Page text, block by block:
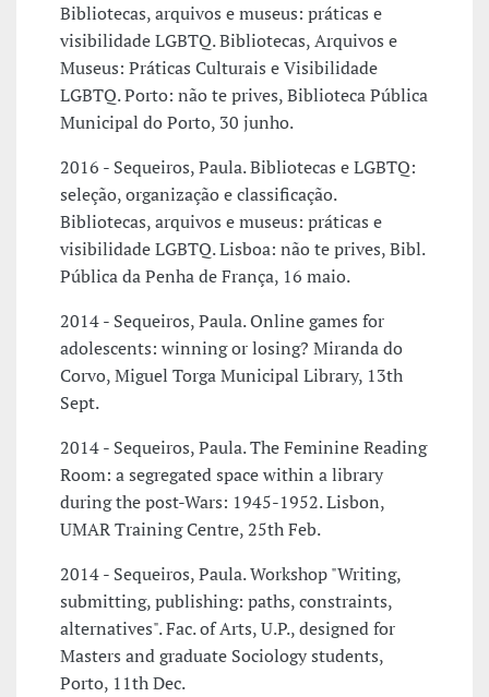
Bibliotecas, arquivos e museus: práticas e
visibilidade LGBTQ. Bibliotecas, Arquivos e
Museus: Práticas Culturais e Visibilidade
LGBTQ. Porto: não te prives, Biblioteca Pública
Municipal do Porto, 30 junho.
2016 - Sequeiros, Paula. Bibliotecas e LGBTQ:
seleção, organização e classificação.
Bibliotecas, arquivos e museus: práticas e
visibilidade LGBTQ. Lisboa: não te prives, Bibl.
Pública da Penha de França, 16 maio.
2014 - Sequeiros, Paula. Online games for
adolescents: winning or losing? Miranda do
Corvo, Miguel Torga Municipal Library, 13th
Sept.
2014 - Sequeiros, Paula. The Feminine Reading
Room: a segregated space within a library
during the post-Wars: 1945-1952. Lisbon,
UMAR Training Centre, 25th Feb.
2014 - Sequeiros, Paula. Workshop "Writing,
submitting, publishing: paths, constraints,
alternatives". Fac. of Arts, U.P., designed for
Masters and graduate Sociology students,
Porto, 11th Dec.